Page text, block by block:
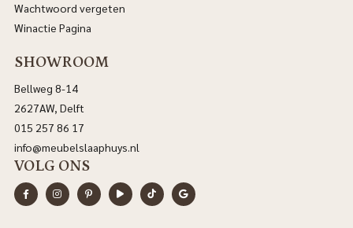
Wachtwoord vergeten
Winactie Pagina
SHOWROOM
Bellweg 8-14
2627AW, Delft
015 257 86 17
info@meubelslaaphuys.nl
VOLG ONS